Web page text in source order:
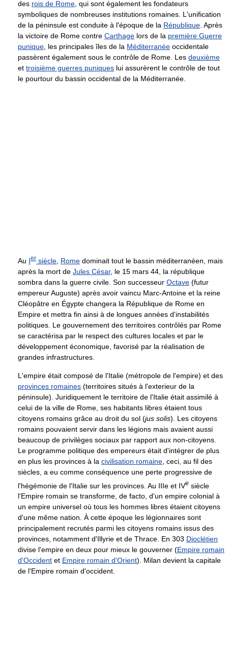
des rois de Rome , qui sont également les fondateurs
symboliques de nombreuses institutions romaines. L'unification
de la péninsule est conduite à l'époque de la République . Après
la victoire de Rome contre Carthage lors de la première Guerre
punique , les principales îles de la Méditerranée occidentale
passèrent également sous le contrôle de Rome. Les deuxième
et troisième guerres puniques lui assurèrent le contrôle de tout
le pourtour du bassin occidental de la Méditerranée.
Au Ier siècle Rome dominait tout le bassin méditerranéen, mais
après la mort de Jules César, le 15 mars 44, la république
sombra dans la guerre civile. Son successeur Octave (futur
empereur Auguste) après avoir vaincu Marc-Antoine et la reine
Cléopâtre en Égypte changera la République de Rome en
Empire et mettra fin ainsi à de longues années d'instabilités
politiques. Le gouvernement des territoires contrôlés par Rome
se caractérisa par le respect des cultures locales et par le
développement économique, favorisé par la réalisation de
grandes infrastructures.
L'empire était composé de l'Italie (métropole de l'empire) et des
provinces romaines (territoires situés à l'exterieur de la
péninsule). Juridiquement le territoire de l'Italie était assimilé à
celui de la ville de Rome, ses habitants libres étaient tous
citoyens romains grâce au droit du sol (jus solis). Les citoyens
romains pouvaient servir dans les légions mais avaient aussi
beaucoup de privilèges sociaux par rapport aux non-citoyens.
Le programme politique des empereurs était d'intégrer de plus
en plus les provinces à la civilisation romaine , ceci, au fil des
siècles, a eu comme conséquence une perte progressive de
l'hégémonie de l'Italie sur les provinces. Au IIIe et IVe siècle
l'Empire romain se transforme, de facto, d'un empire colonial à
un empire universel où tous les hommes libres étaient citoyens
d'une même nation. À cette époque les légionnaires sont
principalement recrutés parmi les citoyens romains issus des
provinces, notamment d'Illyrie et de Thrace. En 303 Dioclétien
divise l'empire en deux pour mieux le gouverner (Empire romain
d'Occident et Empire romain d'Orient). Milan devient la capitale
de l'Empire romain d'occident.